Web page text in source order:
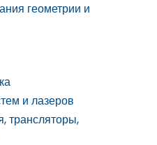
геометрии и
и лазеров
трансляторы,